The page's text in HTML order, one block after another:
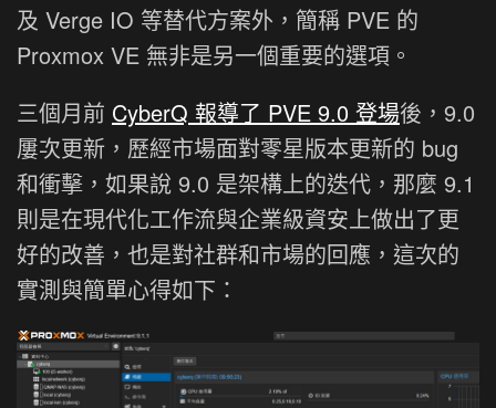
及 Verge IO 等替代方案外，簡稱 PVE 的
Proxmox VE 無非是另一個重要的選項。
三個月前 CyberQ 報導了 PVE 9.0 登場後，9.0
屢次更新，歷經市場面對零星版本更新的 bug
和衝擊，如果說 9.0 是架構上的迭代，那麼 9.1
則是在現代化工作流與企業級資安上做出了更
好的改善，也是對社群和市場的回應，這次的
實測與簡單心得如下：